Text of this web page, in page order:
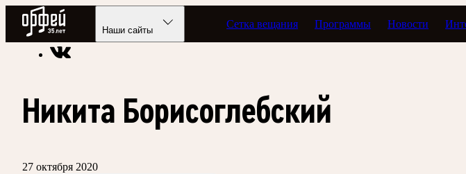
Радио Орфей
Наши сайты
Сетка вещания Программы Новости
Радио классической музыки «Орфей» Программы в эфире Тавор в мажоре
Никита Борисоглебский
27 октября 2020